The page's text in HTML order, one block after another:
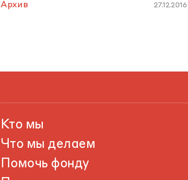
Архив 27.12.2016
Кто мы
Что мы делаем
Помочь фонду